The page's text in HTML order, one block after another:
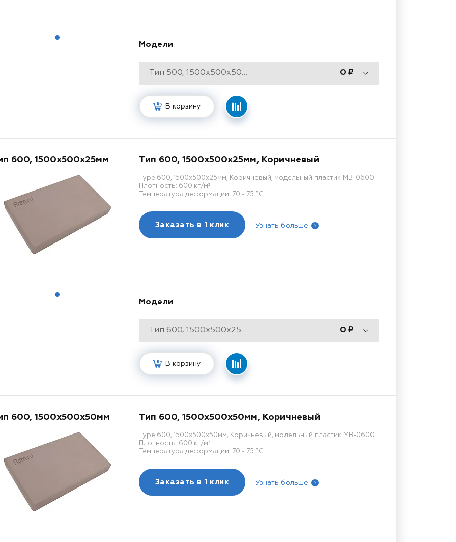
Модели
Тип 500, 1500x500x50мм 0
В корзину
600, 1500x500x25мм Тип 600, 1500x500x25мм, Коричневый
Type 600, 1500x500x25мм, Коричневый, модельный пластик MB-0600
Плотность: 600 кг/м³
Температура деформации: 70 - 75 °C
Заказать в 1 клик Узнать больше
Модели
Тип 600, 1500x500x25мм 0
В корзину
600, 1500x500x50мм Тип 600, 1500x500x50мм, Коричневый
Type 600, 1500x500x50мм, Коричневый, модельный пластик MB-0600
Плотность: 600 кг/м³
Температура деформации: 70 - 75 °C
Заказать в 1 клик Узнать больше